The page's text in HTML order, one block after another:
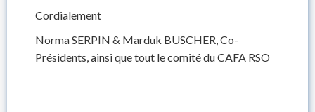
Cordialement
Norma SERPIN & Marduk BUSCHER, Co-
Présidents, ainsi que tout le comité du CAFA RSO